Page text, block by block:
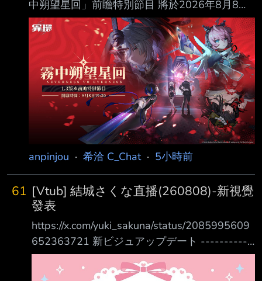
失憶 應該算吧 這我就不知道了 我沒看過原作 善
逸的師兄感覺就像這種 真的嗎 但我看很多小朋
友會模仿猗窩座 沒看過模仿童磨的 動畫好像沒
講到他的過去？但這種藝術家類型的反派都是純
雞掰人居多
中朔望星回」前瞻特別節目 將於2026年8月8日
19:30正式播出，歡迎鑒定師前往觀看！ 日
https://www.youtube.com/live/PShv5EyOCGA
中 https://www.youtube.com/live/EqP7PzI0ppk
這次真的是大的要來了 癲火大佬要來了！ -- 推
tonsin2976: 幹我要她 推 Hsuaaaanlala: 我要他
幹 推 vance1024: 他要幹我 → L
anpinjou · 希洽 C_Chat· 5小時前
61 [Vtub] 結城さくな直播(260808)-新視覺
發表
https://x.com/yuki_sakuna/status/2085995609
652363721 新ビジュアップデート -----------
------------ 20:00~ START すこーしだけ進化
したからみてね！ 重大告知もある